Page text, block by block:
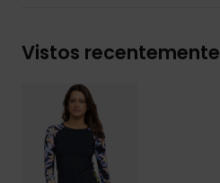
Vistos recentemente